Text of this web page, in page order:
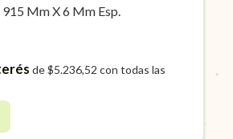
Mm X 6 Mm Esp.
de$5.236,52 con todas las